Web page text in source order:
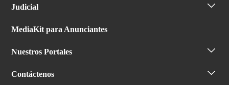
Judicial
MediaKit para Anunciantes
Nuestros Portales
Contáctenos